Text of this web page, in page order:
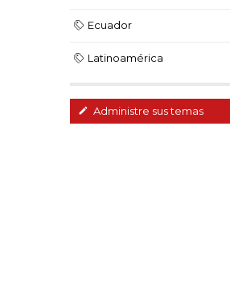
Ecuador
Latinoamérica
Administre sus temas